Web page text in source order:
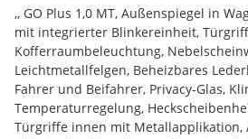
,, GO Plus 1,0 MT, Außenspiegel in
mit integrierter Blinkereinheit,
Kofferraumbeleuchtung,
Leichtmetallfelgen, Beheizbares
Fahrer und Beifahrer, Privacy-Glas,
Temperaturregelung,
Türgriffe innen mit Metallapplikation,